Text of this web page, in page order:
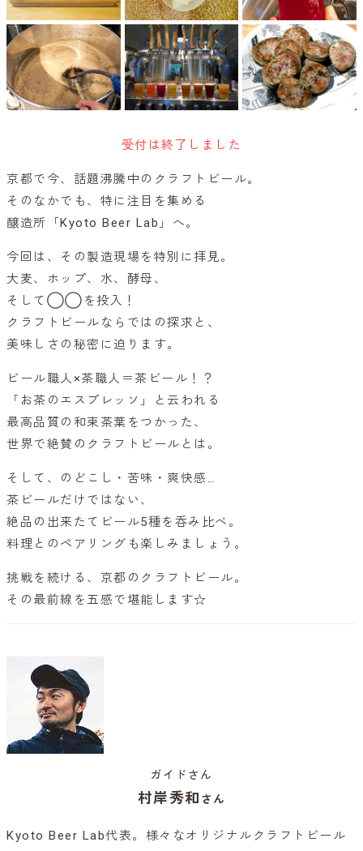
受付は終了しました
京都で今、話題沸騰中のクラフトビール。
そのなかでも、特に注目を集める
醸造所「Kyoto Beer Lab」へ。
今回は、その製造現場を特別に拝見。
大麦、ホップ、水、酵母、
そして◯◯を投入！
クラフトビールならではの探求と、
美味しさの秘密に迫ります。
ビール職人×茶職人＝茶ビール！？
「お茶のエスプレッソ」と云われる
最高品質の和束茶葉をつかった、
世界で絶賛のクラフトビールとは。
そして、のどこし・苦味・爽快感…
茶ビールだけではない、
絶品の出来たてビール5種を呑み比べ。
料理とのペアリングも楽しみましょう。
挑戦を続ける、京都のクラフトビール。
その最前線を五感で堪能します☆
ガイドさん
村岸秀和 さん
Kyoto Beer Lab代表。様々なオリジナルクラフトビール